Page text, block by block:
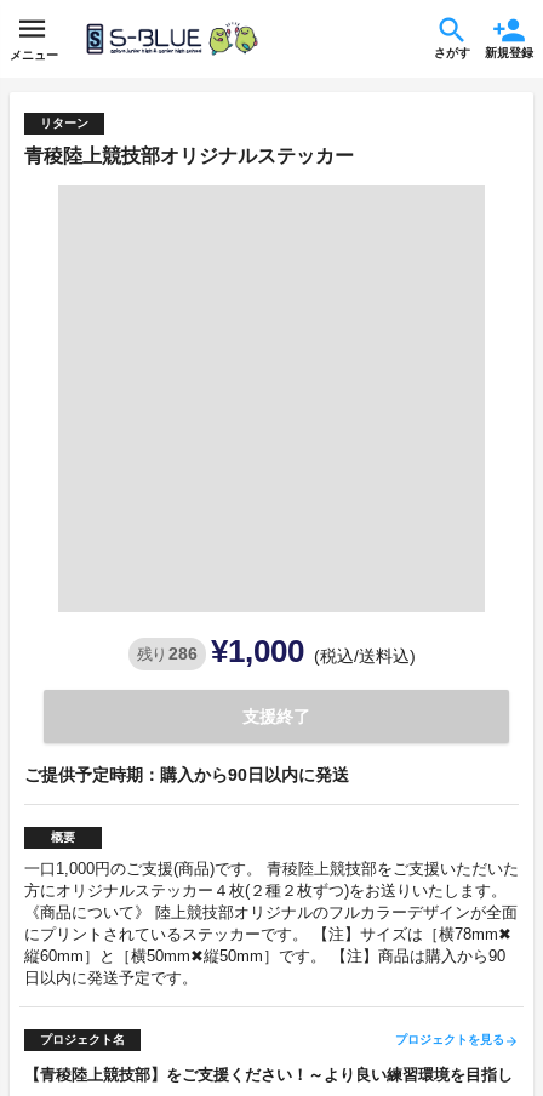
メニュー さがす 新規登録
リターン
青稜陸上競技部オリジナルステッカー
残り 286 ¥1,000 (税込/送料込)
支援終了
ご提供予定時期：購入から90日以内に発送
概要
一口1,000円のご支援(商品)です。 青稜陸上競技部をご支援いただいた
方にオリジナルステッカー４枚(２種２枚ずつ)をお送りいたします。
《商品について》 陸上競技部オリジナルのフルカラーデザインが全面
にプリントされているステッカーです。 【注】サイズは［横78mm✖
縦60mm］と［横50mm✖縦50mm］です。 【注】商品は購入から90
日以内に発送予定です。
プロジェクト名 プロジェクトを見る arrow_forward
【青稜陸上競技部】をご支援ください！～より良い練習環境を目指し